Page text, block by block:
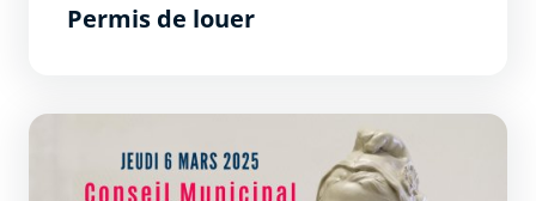
Permis de louer
Délibérations du conseil municipal du 6 mars 2025